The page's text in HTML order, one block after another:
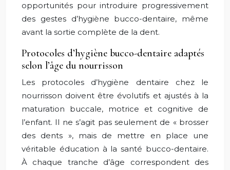
opportunités pour introduire progressivement
des gestes d’hygiène bucco-dentaire, même
avant la sortie complète de la dent.
Protocoles d’hygiène bucco-dentaire adaptés
selon l’âge du nourrisson
Les protocoles d’hygiène dentaire chez le
nourrisson doivent être évolutifs et ajustés à la
maturation buccale, motrice et cognitive de
l’enfant. Il ne s’agit pas seulement de « brosser
des dents », mais de mettre en place une
véritable éducation à la santé bucco-dentaire.
À chaque tranche d’âge correspondent des